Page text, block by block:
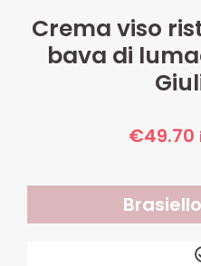
Crema viso
bava di
€49.70